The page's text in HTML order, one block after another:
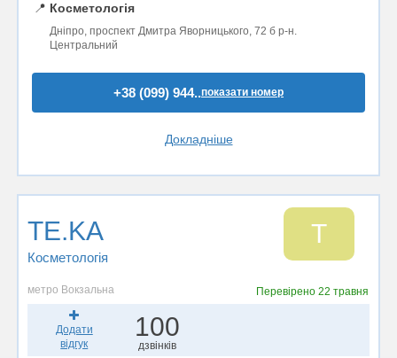
📍 Косметологія
Дніпро, проспект Дмитра Яворницького, 72 б р-н.
Центральний
+38 (099) 944..показати номер
Докладніше
TE.KA
Косметологія
T
метро Вокзальна Перевірено22 травня
Додати
відгук
100
дзвінків